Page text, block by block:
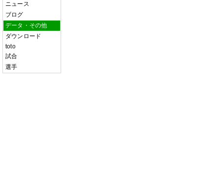
ニュース
ブログ
データ・その他
ダウンロード
toto
試合
選手